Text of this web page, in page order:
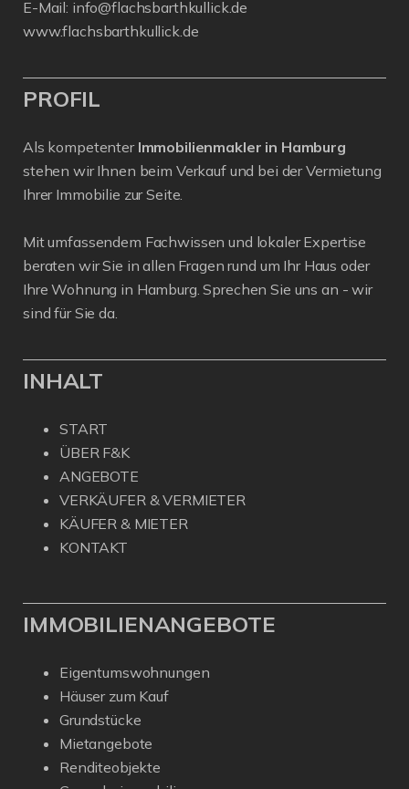
E-Mail: info@flachsbarthkullick.de
www.flachsbarthkullick.de
PROFIL
Als kompetenter Immobilienmakler in Hamburg
stehen wir Ihnen beim Verkauf und bei der Vermietung
Ihrer Immobilie zur Seite.
Mit umfassendem Fachwissen und lokaler Expertise
beraten wir Sie in allen Fragen rund um Ihr Haus oder
Ihre Wohnung in Hamburg. Sprechen Sie uns an - wir
sind für Sie da.
INHALT
START
ÜBER F&K
ANGEBOTE
VERKÄUFER & VERMIETER
KÄUFER & MIETER
KONTAKT
IMMOBILIENANGEBOTE
Eigentumswohnungen
Häuser zum Kauf
Grundstücke
Mietangebote
Renditeobjekte